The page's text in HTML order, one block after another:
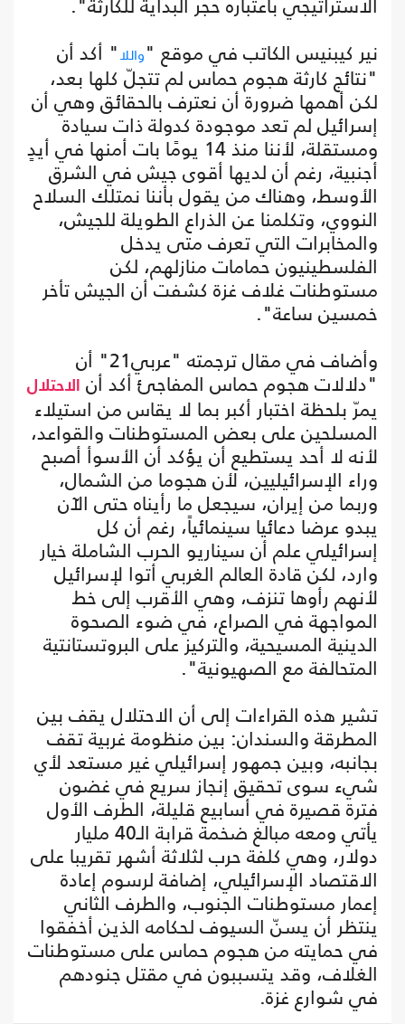
نير كيبنيس الكاتب في موقع "واللا" أكد أن
"نتائج كارثة هجوم حماس لم تتجلّ كلها بعد،
لكن أهمها ضرورة أن نعترف بالحقائق وهي أن
إسرائيل لم تعد موجودة كدولة ذات سيادة
ومستقلة، لأننا منذ 14 يومًا بات أمنها في أيدٍ
أجنبية، رغم أن لديها أقوى جيش في الشرق
الأوسط، وهناك من يقول بأننا نمتلك السلاح
النووي، وتكلمنا عن الذراع الطويلة للجيش،
والمخابرات التي تعرف متى يدخل
الفلسطينيون حمامات منازلهم، لكن
مستوطنات غلاف غزة كشفت أن الجيش تأخر
خمسين ساعة".
وأضاف في مقال ترجمته "عربي21" أن
"دلالات هجوم حماس المفاجئ أكد أن الاحتلال
يمرّ بلحظة اختبار أكبر بما لا يقاس من استيلاء
المسلحين على بعض المستوطنات والقواعد،
لأنه لا أحد يستطيع أن يؤكد أن الأسوأ أصبح
وراء الإسرائيليين، لأن هجوما من الشمال،
وربما من إيران، سيجعل ما رأيناه حتى الآن
يبدو عرضا دعائيا سينمائياً، رغم أن كل
إسرائيلي علم أن سيناريو الحرب الشاملة خيار
وارد، لكن قادة العالم الغربي أتوا لإسرائيل
لأنهم رأوها تنزف، وهي الأقرب إلى خط
المواجهة في الصراع، في ضوء الصحوة
الدينية المسيحية، والتركيز على البروتستانتية
المتحالفة مع الصهيونية".
تشير هذه القراءات إلى أن الاحتلال يقف بين
المطرقة والسندان: بين منظومة غربية تقف
بجانبه، وبين جمهور إسرائيلي غير مستعد لأي
شيء سوى تحقيق إنجاز سريع في غضون
فترة قصيرة في أسابيع قليلة، الطرف الأول
يأتي ومعه مبالغ ضخمة قرابة الـ40 مليار
دولار، وهي كلفة حرب لثلاثة أشهر تقريبا على
الاقتصاد الإسرائيلي، إضافة لرسوم إعادة
إعمار مستوطنات الجنوب، والطرف الثاني
ينتظر أن يسنّ السيوف لحكامه الذين أخفقوا
في حمايته من هجوم حماس على مستوطنات
الغلاف، وقد يتسببون في مقتل جنودهم
في شوارع غزة.